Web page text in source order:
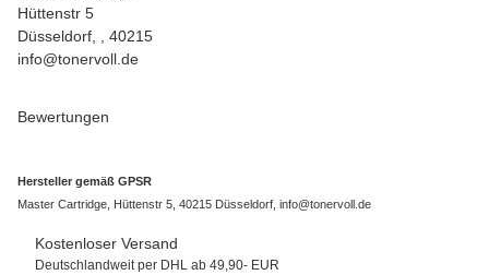
Hüttenstr 5
Düsseldorf, , 40215
info@tonervoll.de
Bewertungen
Hersteller gemäß GPSR
Master Cartridge, Hüttenstr 5, 40215 Düsseldorf, info@tonervoll.de
Kostenloser Versand
Deutschlandweit per DHL ab 49,90- EUR